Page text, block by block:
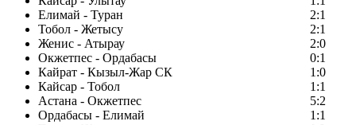
Елимай - Туран
2:1
Тобол - Жетысу
2:1
Женис - Атырау
2:0
Окжетпес - Ордабасы
0:1
Кайрат - Кызыл-Жар СК
1:0
Кайсар - Тобол
1:1
Астана - Окжетпес
5:2
Ордабасы - Елимай
1:1